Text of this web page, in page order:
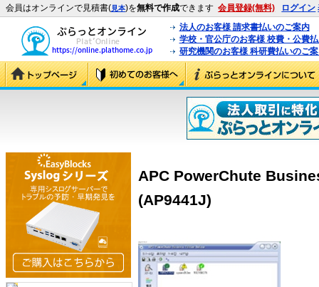
会員はオンラインで見積書(見本)を無料で作成できます 会員登録(無料) ログイン
法人のお客様 請求書払いのご案内
学校・官公庁のお客様 校費・公費
研究機関のお客様 科研費払いのご
APC PowerChute
(AP9441J)